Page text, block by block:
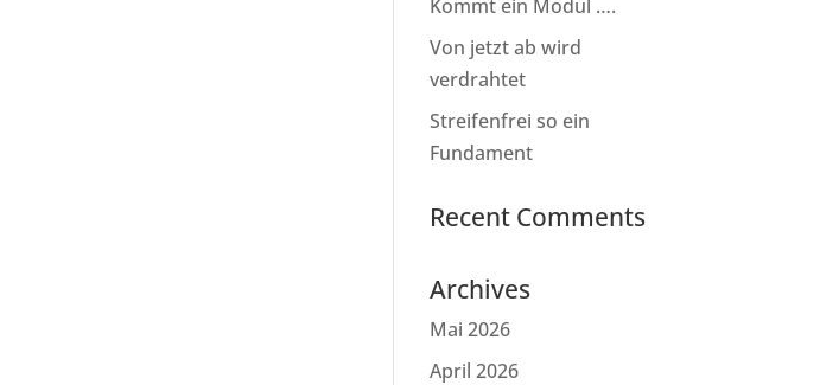
Kommt ein Modul ….
Von jetzt ab wird
verdrahtet
Streifenfrei so ein
Fundament
Recent Comments
Archives
Mai 2026
April 2026